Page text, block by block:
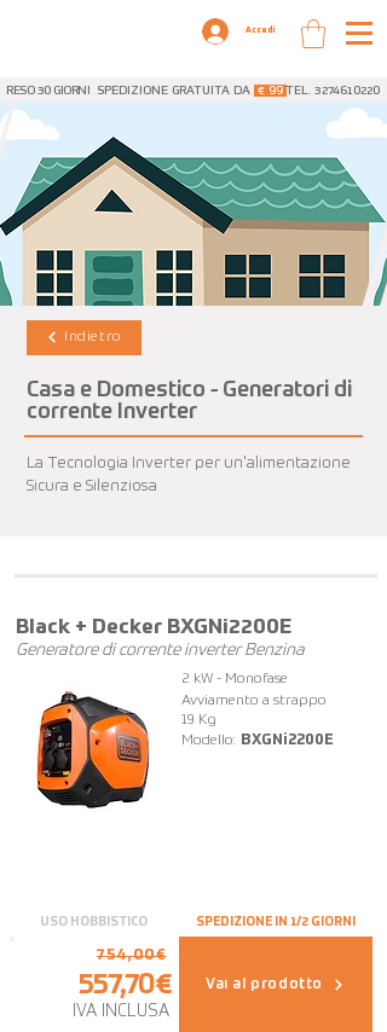
Accedi
RESO 30 GIORNI SPEDIZIONE GRATUITA DA € 99TEL. 3274610220
Indietro
Casa e Domestico - Generatori di
corrente Inverter
La Tecnologia Inverter per un'alimentazione
Sicura e Silenziosa
Black + Decker BXGNi2200E
Generatore di corrente inverter Benzina
USO HOBBISTICO
2 kW - Monofase
Avviamento a strappo
19 Kg
Modello:
BXGNi2200E
SPEDIZIONE IN 1/2 GIORNI
557,70€
754,00€
IVA INCLUSA
Vai al prodotto